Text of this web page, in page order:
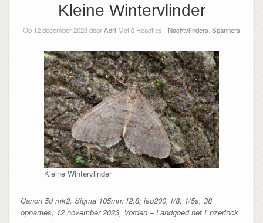
Kleine Wintervlinder
Op 12 december 2023 doorAdri Met0 Reacties - Nachtvlinders Spanners
Kleine Wintervlinder
Canon 5d mk2, Sigma 105mm f2.8; iso200, f/8, 1/5s, 38
opnames; 12 november 2023, Vorden – Landgoed het Enzerinck